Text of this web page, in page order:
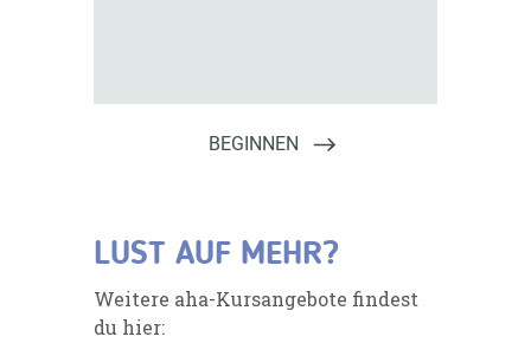
LUST AUF MEHR?
Weitere aha-Kursangebote findest
du hier: